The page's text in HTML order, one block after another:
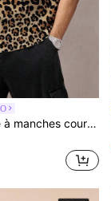
EASEVO Chemise à manches courtes ample et décontractée pour hommes grandes tailles, imprimé léopard dégradé, tissée, vacances, cadeaux pour la fête des pères